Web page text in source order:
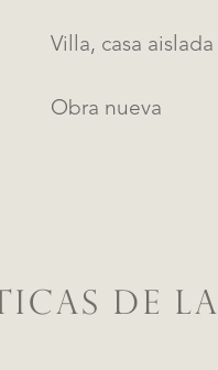
Villa, casa aislada
Obra nueva
DE LA